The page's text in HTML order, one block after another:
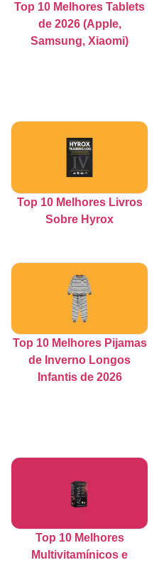
Top 10 Melhores Tablets
de 2026 (Apple,
Samsung, Xiaomi)
Top 10 Melhores Livros
Sobre Hyrox
Top 10 Melhores Pijamas
de Inverno Longos
Infantis de 2026
Top 10 Melhores
Multivitamínicos e